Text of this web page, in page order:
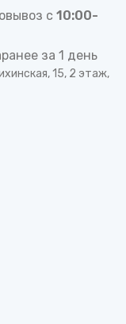
с 10:00-
за 1 день
15, 2 этаж,